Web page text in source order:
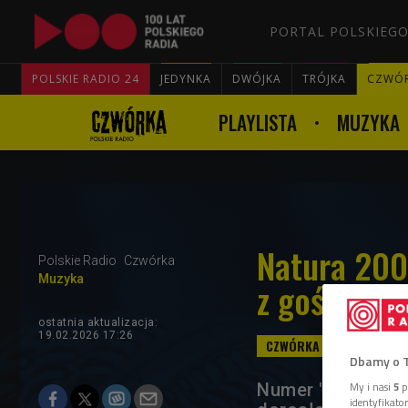
PORTAL
POLSKIE RADIO 24 JEDYNKA DWÓJKA TRÓJKA
PLAYLISTA MUZYKA
Polskie Radio
Czwórka
Muzyka
Natura
z
ostatnia aktualizacja:
19.02.2026 17:26
Numer "KUSI
Dbamy o
My i nasi 5